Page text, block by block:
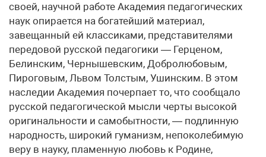
своей, научной работе Академия педагогических
наук опирается на богатейший материал,
завещанный ей классиками, представителями
передовой русской педагогики — Герценом,
Белинским, Чернышевским, Добролюбовым,
Пироговым, Львом Толстым, Ушинским. В этом
наследии Академия почерпает то, что сообщало
русской педагогической мысли черты высокой
оригинальности и самобытности, — подлинную
народность, широкий гуманизм, непоколебимую
веру в науку, пламенную любовь к Родине,